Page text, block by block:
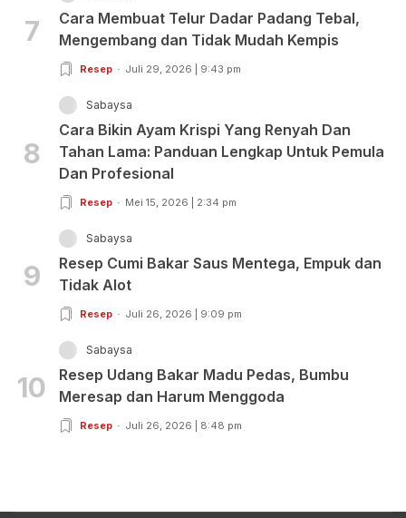
7
Cara Membuat Telur Dadar Padang Tebal,
Mengembang dan Tidak Mudah Kempis
Resep Juli 29, 2026 | 9:43 pm
8
Sabaysa
Cara Bikin Ayam Krispi Yang Renyah Dan
Tahan Lama: Panduan Lengkap Untuk Pemula
Dan Profesional
Resep Mei 15, 2026 | 2:34 pm
9
Sabaysa
Resep Cumi Bakar Saus Mentega, Empuk dan
Tidak Alot
Resep Juli 26, 2026 | 9:09 pm
10
Sabaysa
Resep Udang Bakar Madu Pedas, Bumbu
Meresap dan Harum Menggoda
Resep Juli 26, 2026 | 8:48 pm